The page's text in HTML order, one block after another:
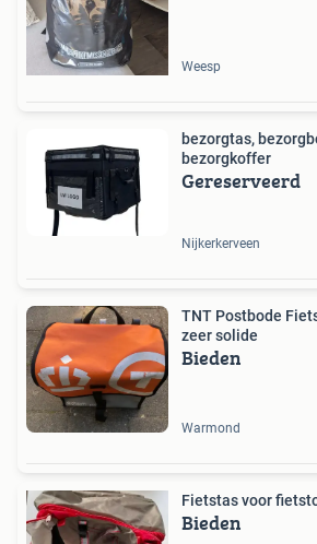
Weesp
bezorgtas,
bezorgkoffer
Gereserveerd
Nijkerkerveen
TNT Postbode
zeer solide
Bieden
Warmond
Fietstas voor
Bieden